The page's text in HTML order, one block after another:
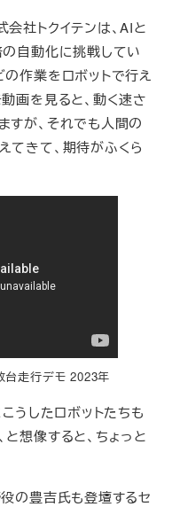
社トクイテンは、AIと
の自動化に挑戦してい
作業をロボットで行え
画を見ると、動く速さ
すが、それでも人間の
てきて、期待がふくら
台走行デモ 2023年
うしたロボットたちも
想像すると、ちょっと
の豊吉氏も登壇するセ